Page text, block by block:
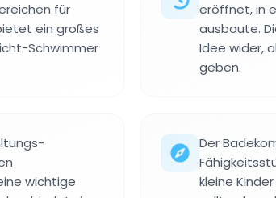
für
ein großes
Schwimmer
eröffnet, in
ausbaute.
Idee wider,
geben.
wichtige
Der
kleine